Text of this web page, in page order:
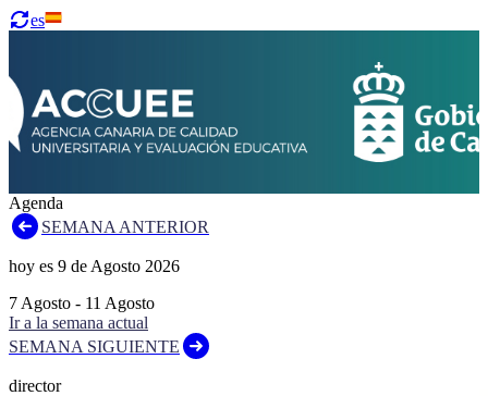
es
Agenda
SEMANA ANTERIOR
hoy es 9 de Agosto 2026
7 Agosto - 11 Agosto
Ir a la semana actual
SEMANA SIGUIENTE
director